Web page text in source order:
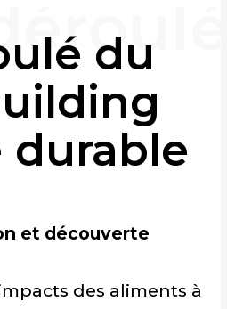
du
durable
et découverte
des aliments à